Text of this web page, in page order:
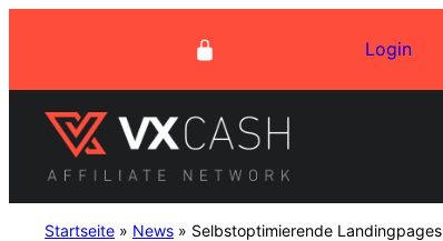
springen
Login
Startseite » News » Selbstoptimierende Landingpages